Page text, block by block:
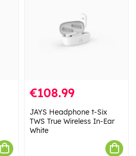
€108.99
JAYS Headphone t-Six
TWS True Wireless In-Ear
White